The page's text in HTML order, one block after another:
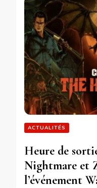
ACTUALITÉS
Heure de
Nightmare et
l’événement